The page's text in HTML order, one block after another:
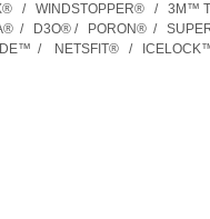
/ WINDSTOPPER® / 3M™
/ D3O® / PORON® /
/ NETSFIT® /